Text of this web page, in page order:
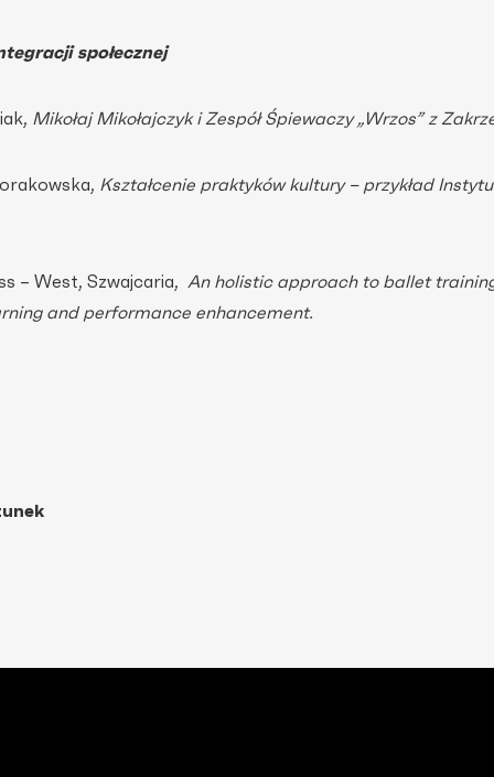
społecznej
Mikołaj Mikołajczyk i Zespół Śpiewaczy „Wrzos” z
Kształcenie praktyków kultury – przykład
– West, Szwajcaria, An holistic approach to ballet
and performance enhancement.